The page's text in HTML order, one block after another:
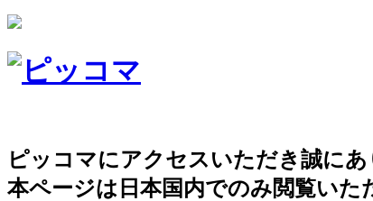
ピッコマにアクセスいただき誠にあ
本ページは日本国内でのみ閲覧いた